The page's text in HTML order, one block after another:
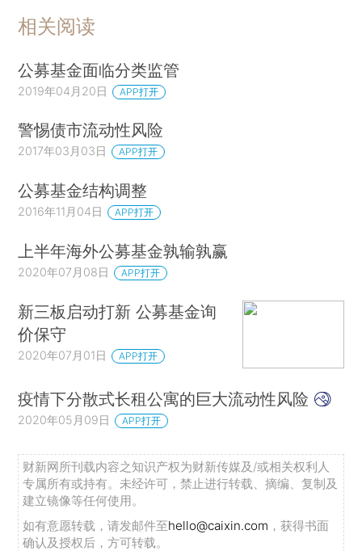
相关阅读
公募基金面临分类监管
2019年04月20日 APP打开
警惕债市流动性风险
2017年03月03日 APP打开
公募基金结构调整
2016年11月04日 APP打开
上半年海外公募基金孰输孰赢
2020年07月08日 APP打开
新三板启动打新 公募基金询
价保守
2020年07月01日 APP打开
疫情下分散式长租公寓的巨大流动性风险
2020年05月09日 APP打开
财新网所刊载内容之知识产权为财新传媒及/或相关权利人
专属所有或持有。未经许可，禁止进行转载、摘编、复制及
建立镜像等任何使用。
如有意愿转载，请发邮件至hello@caixin.com ，获得书面
确认及授权后，方可转载。